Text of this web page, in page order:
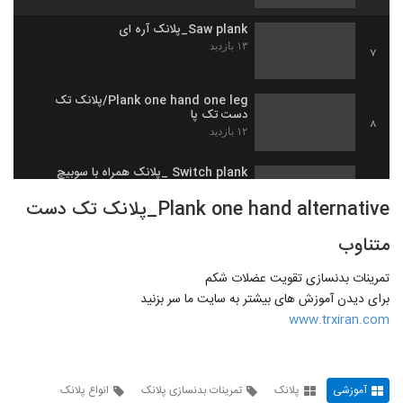
7
Saw plank_پلانک آره ای
۱۳ بازدید
8
Plank one hand one leg/پلانک تک
دست تک پا
۱۲ بازدید
Switch plank _پلانک همراه با سوبیچ
Spiderman plank_پلانک عنکبوتی
Plank one hand alternative_پلانک تک دست
متناوب
تمرینات بدنسازی تقویت عضلات شکم
برای دیدن آموزش های بیشتر به سایت ما سر بزنید
www.trxiran.com
آموزشی پلانک تمرینات بدنسازی پلانک انواع پلانک